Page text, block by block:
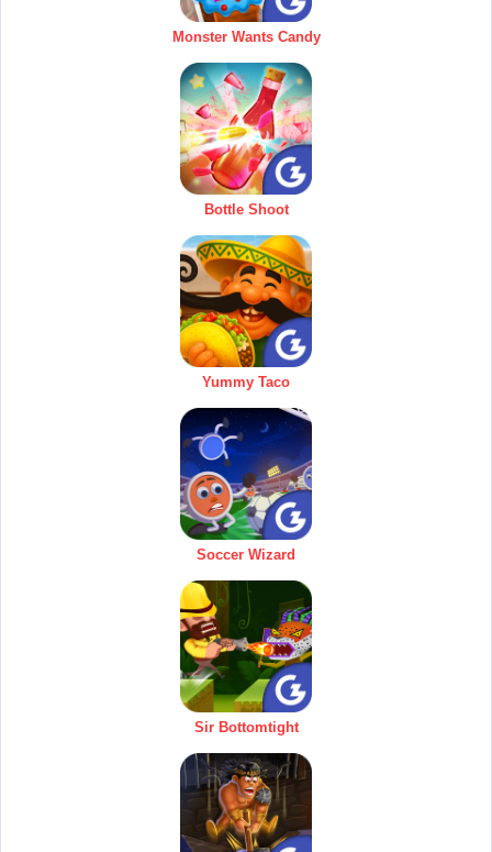
Monster Wants Candy
Bottle Shoot
Yummy Taco
Soccer Wizard
Sir Bottomtight